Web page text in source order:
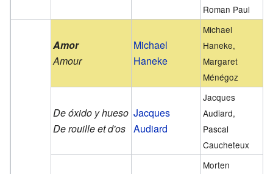
Roman Paul
Amor
Amour
Michael
Haneke
Michael
Haneke,
Margaret
Ménégoz
De óxido y hueso
De rouille et d'os
Jacques
Audiard
Jacques
Audiard,
Pascal
Caucheteux
Morten